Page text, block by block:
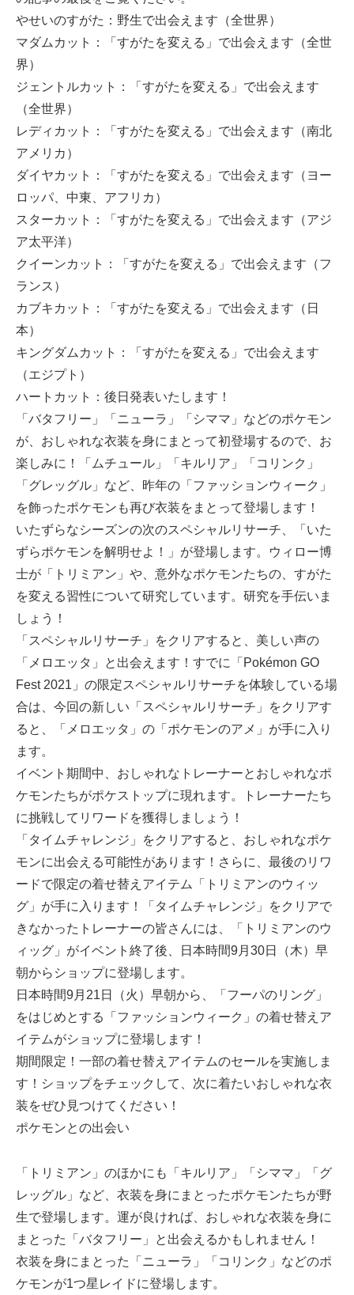
やせいのすがた：野生で出会えます（全世界）
マダムカット：「すがたを変える」で出会えます（全世
界）
ジェントルカット：「すがたを変える」で出会えます
（全世界）
レディカット：「すがたを変える」で出会えます（南北
アメリカ）
ダイヤカット：「すがたを変える」で出会えます（ヨー
ロッパ、中東、アフリカ）
スターカット：「すがたを変える」で出会えます（アジ
ア太平洋）
クイーンカット：「すがたを変える」で出会えます（フ
ランス）
カブキカット：「すがたを変える」で出会えます（日
本）
キングダムカット：「すがたを変える」で出会えます
（エジプト）
ハートカット：後日発表いたします！
「バタフリー」「ニューラ」「シママ」などのポケモン
が、おしゃれな衣装を身にまとって初登場するので、お
楽しみに！「ムチュール」「キルリア」「コリンク」
「グレッグル」など、昨年の「ファッションウィーク」
を飾ったポケモンも再び衣装をまとって登場します！
いたずらなシーズンの次のスペシャルリサーチ、「いた
ずらポケモンを解明せよ！」が登場します。ウィロー博
士が「トリミアン」や、意外なポケモンたちの、すがた
を変える習性について研究しています。研究を手伝いま
しょう！
「スペシャルリサーチ」をクリアすると、美しい声の
「メロエッタ」と出会えます！すでに「Pokémon GO
Fest 2021」の限定スペシャルリサーチを体験している場
合は、今回の新しい「スペシャルリサーチ」をクリアす
ると、「メロエッタ」の「ポケモンのアメ」が手に入り
ます。
イベント期間中、おしゃれなトレーナーとおしゃれなポ
ケモンたちがポケストップに現れます。トレーナーたち
に挑戦してリワードを獲得しましょう！
「タイムチャレンジ」をクリアすると、おしゃれなポケ
モンに出会える可能性があります！さらに、最後のリワ
ードで限定の着せ替えアイテム「トリミアンのウィッ
グ」が手に入ります！「タイムチャレンジ」をクリアで
きなかったトレーナーの皆さんには、「トリミアンのウ
ィッグ」がイベント終了後、日本時間9月30日（木）早
朝からショップに登場します。
日本時間9月21日（火）早朝から、「フーパのリング」
をはじめとする「ファッションウィーク」の着せ替えア
イテムがショップに登場します！
期間限定！一部の着せ替えアイテムのセールを実施しま
す！ショップをチェックして、次に着たいおしゃれな衣
装をぜひ見つけてください！
ポケモンとの出会い
「トリミアン」のほかにも「キルリア」「シママ」「グ
レッグル」など、衣装を身にまとったポケモンたちが野
生で登場します。運が良ければ、おしゃれな衣装を身に
まとった「バタフリー」と出会えるかもしれません！
衣装を身にまとった「ニューラ」「コリンク」などのポ
ケモンが1つ星レイドに登場します。